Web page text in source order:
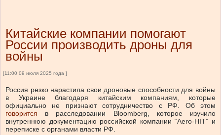
Китайские компании помогают
России производить дроны для
войны
[11:00 09 июля 2025 года ]
Россия резко нарастила свои дроновые способности для войны
в Украине благодаря китайским компаниям, которые
официально не признают сотрудничество с РФ.
Об этом
говорится
в расследовании Bloomberg, которое изучило
внутреннюю документацию российской компании “Aero-HIT” и
переписке с органами власти РФ.